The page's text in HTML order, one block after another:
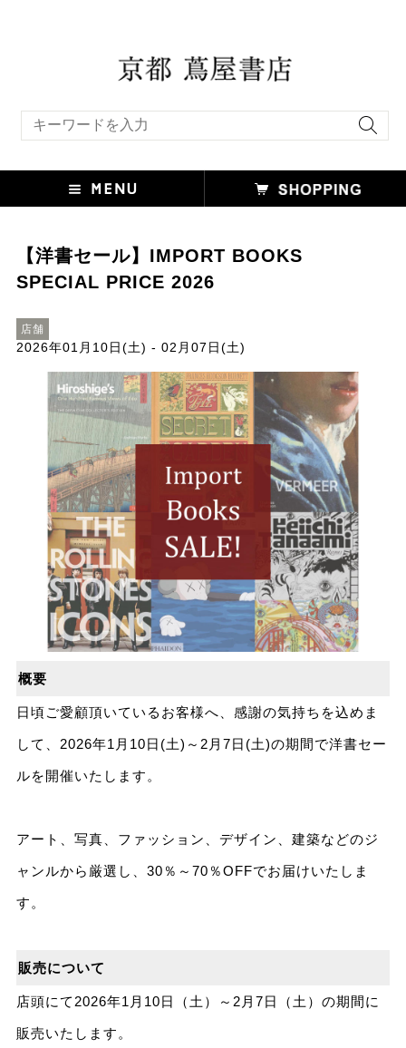
【洋書セール】IMPORT BOOKS
SPECIAL PRICE 2026
店舗
2026年01月10日(土) - 02月07日(土)
概要
日頃ご愛顧頂いているお客様へ、感謝の気持ちを込めま
して、2026年1月10日(土)～2月7日(土)の期間で洋書セー
ルを開催いたします。
アート、写真、ファッション、デザイン、建築などのジ
ャンルから厳選し、30％～70％OFFでお届けいたしま
す。
販売について
店頭にて2026年1月10日（土）～2月7日（土）の期間に
販売いたします。